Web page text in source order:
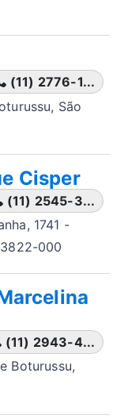
(11) 2776-1...
São
Cisper
(11) 2545-3...
1741 -
000
(11) 2943-4...
Boturussu,